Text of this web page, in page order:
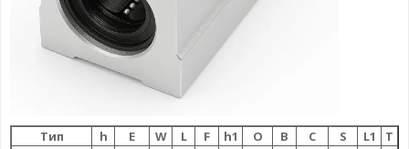
Тип h E W L F h1 О B C S L1 T